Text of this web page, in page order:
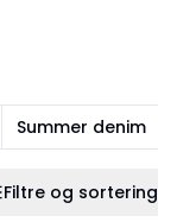
Summer denim
Filtre og sortering